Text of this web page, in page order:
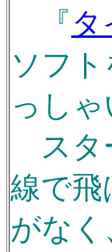
『タ
ソフ
っし
スタ
線で飛
がなく